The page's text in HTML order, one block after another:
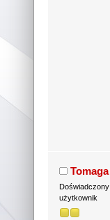
Tomaga
Doświadczony
użytkownik